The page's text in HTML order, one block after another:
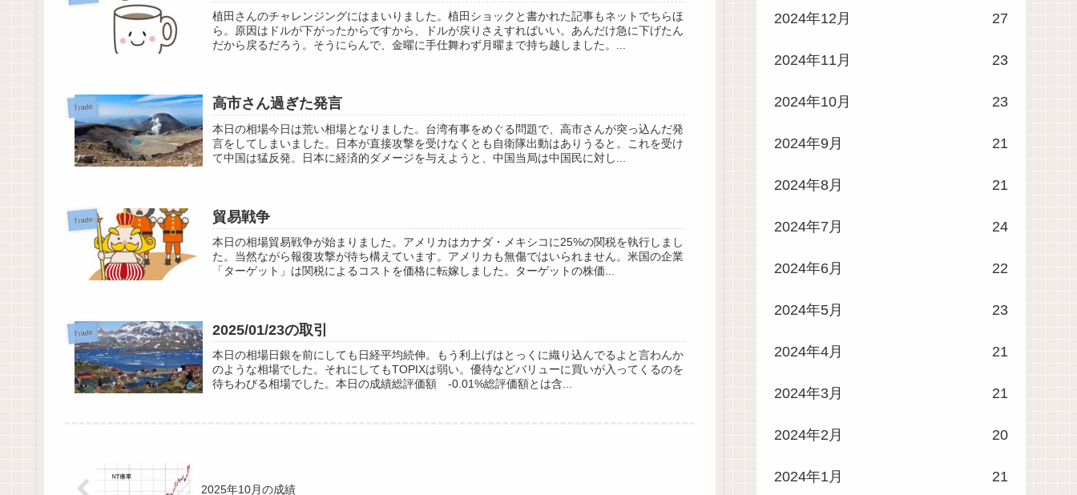
植田さんのチャレンジングにはまいりました。植田ショックと書かれた記事もネットでちらほ
ら。原因はドルが下がったからですから、ドルが戻りさえすればいい。あんだけ急に下げたん
だから戻るだろう。そうにらんで、金曜に手仕舞わず月曜まで持ち越しました。...
Trade 高市さん過ぎた発言
本日の相場今日は荒い相場となりました。台湾有事をめぐる問題で、高市さんが突っ込んだ発
言をしてしまいました。日本が直接攻撃を受けなくとも自衛隊出動はありうると。これを受け
て中国は猛反発。日本に経済的ダメージを与えようと、中国当局は中国民に対し...
Trade 貿易戦争
本日の相場貿易戦争が始まりました。アメリカはカナダ・メキシコに25%の関税を執行しまし
た。当然ながら報復攻撃が待ち構えています。アメリカも無傷ではいられません。米国の企業
「ターゲット」は関税によるコストを価格に転嫁しました。ターゲットの株価...
Trade 2025/01/23の取引
本日の相場日銀を前にしても日経平均続伸。もう利上げはとっくに織り込んでるよと言わんか
のような相場でした。それにしてもTOPIXは弱い。優待などバリューに買いが入ってくるのを
待ちわびる相場でした。本日の成績総評価額 -0.01%総評価額とは含...
2025年10月の成績
2024年12月 27
2024年11月 23
2024年10月 23
2024年9月 21
2024年8月 21
2024年7月 24
2024年6月 22
2024年5月 23
2024年4月 21
2024年3月 21
2024年2月 20
2024年1月 21